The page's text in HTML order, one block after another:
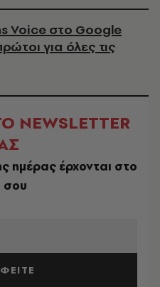
Voice στο Google
για όλες τις
NEWSLETTER
ημέρας έρχονται στο
σου